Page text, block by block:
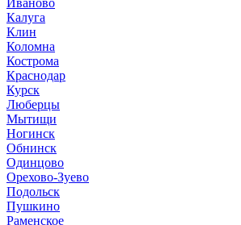
Иваново
Калуга
Клин
Коломна
Кострома
Краснодар
Курск
Люберцы
Мытищи
Ногинск
Обнинск
Одинцово
Орехово-Зуево
Подольск
Пушкино
Раменское